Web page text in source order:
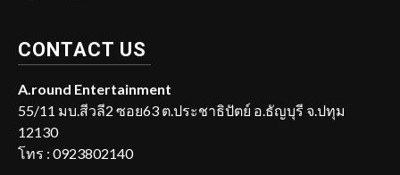
CONTACT US
A.round Entertainment
55/11 มบ.สีวลี2 ซอย63 ต.ประชาธิปัตย์ อ.ธัญบุรี จ.ปทุม
12130
โทร : 0923802140